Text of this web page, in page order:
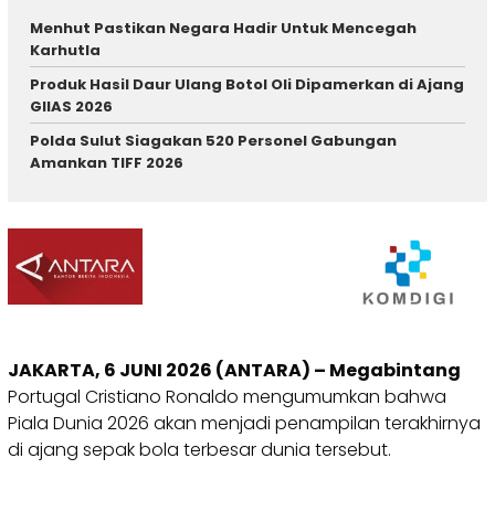
Menhut Pastikan Negara Hadir Untuk Mencegah
Karhutla
Produk Hasil Daur Ulang Botol Oli Dipamerkan di Ajang
GIIAS 2026
Polda Sulut Siagakan 520 Personel Gabungan
Amankan TIFF 2026
JAKARTA, 6 JUNI 2026 (ANTARA) – Megabintang
Portugal Cristiano Ronaldo mengumumkan bahwa
Piala Dunia 2026 akan menjadi penampilan terakhirnya
di ajang sepak bola terbesar dunia tersebut.